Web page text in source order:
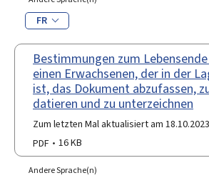
FR
Bestimmungen zum
einen Erwachsenen, der in der
ist, das Dokument abzufassen,
datieren und zu unterzeichnen
Zum letzten Mal aktualisiert am 18.10.2023
PDF
16 KB
Andere Sprache(n)